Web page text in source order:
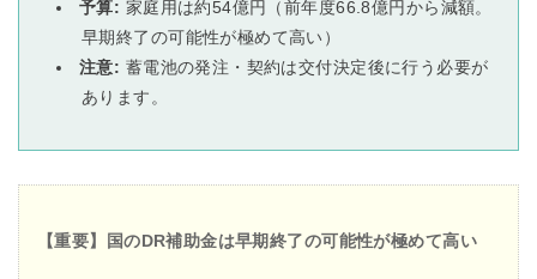
予算: 家庭用は約54億円（前年度66.8億円から減額。
早期終了の可能性が極めて高い）
注意: 蓄電池の発注・契約は交付決定後に行う必要が
あります。
【重要】国のDR補助金は早期終了の可能性が極めて高い